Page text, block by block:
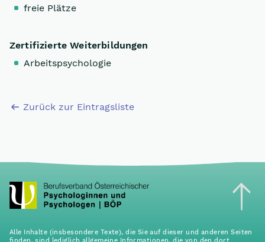
freie Plätze
Zertifizierte Weiterbildungen
Arbeitspsychologie
Zurück zur Eintragsliste
Alle Inhalte (insbesondere Texte), die Sie auf dieser und anderen Seiten